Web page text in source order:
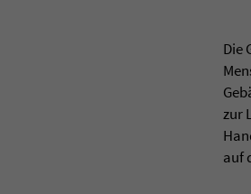
Die
zur
auf